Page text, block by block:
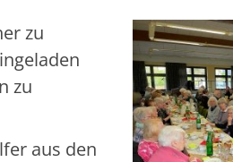
zu
zu
aus den